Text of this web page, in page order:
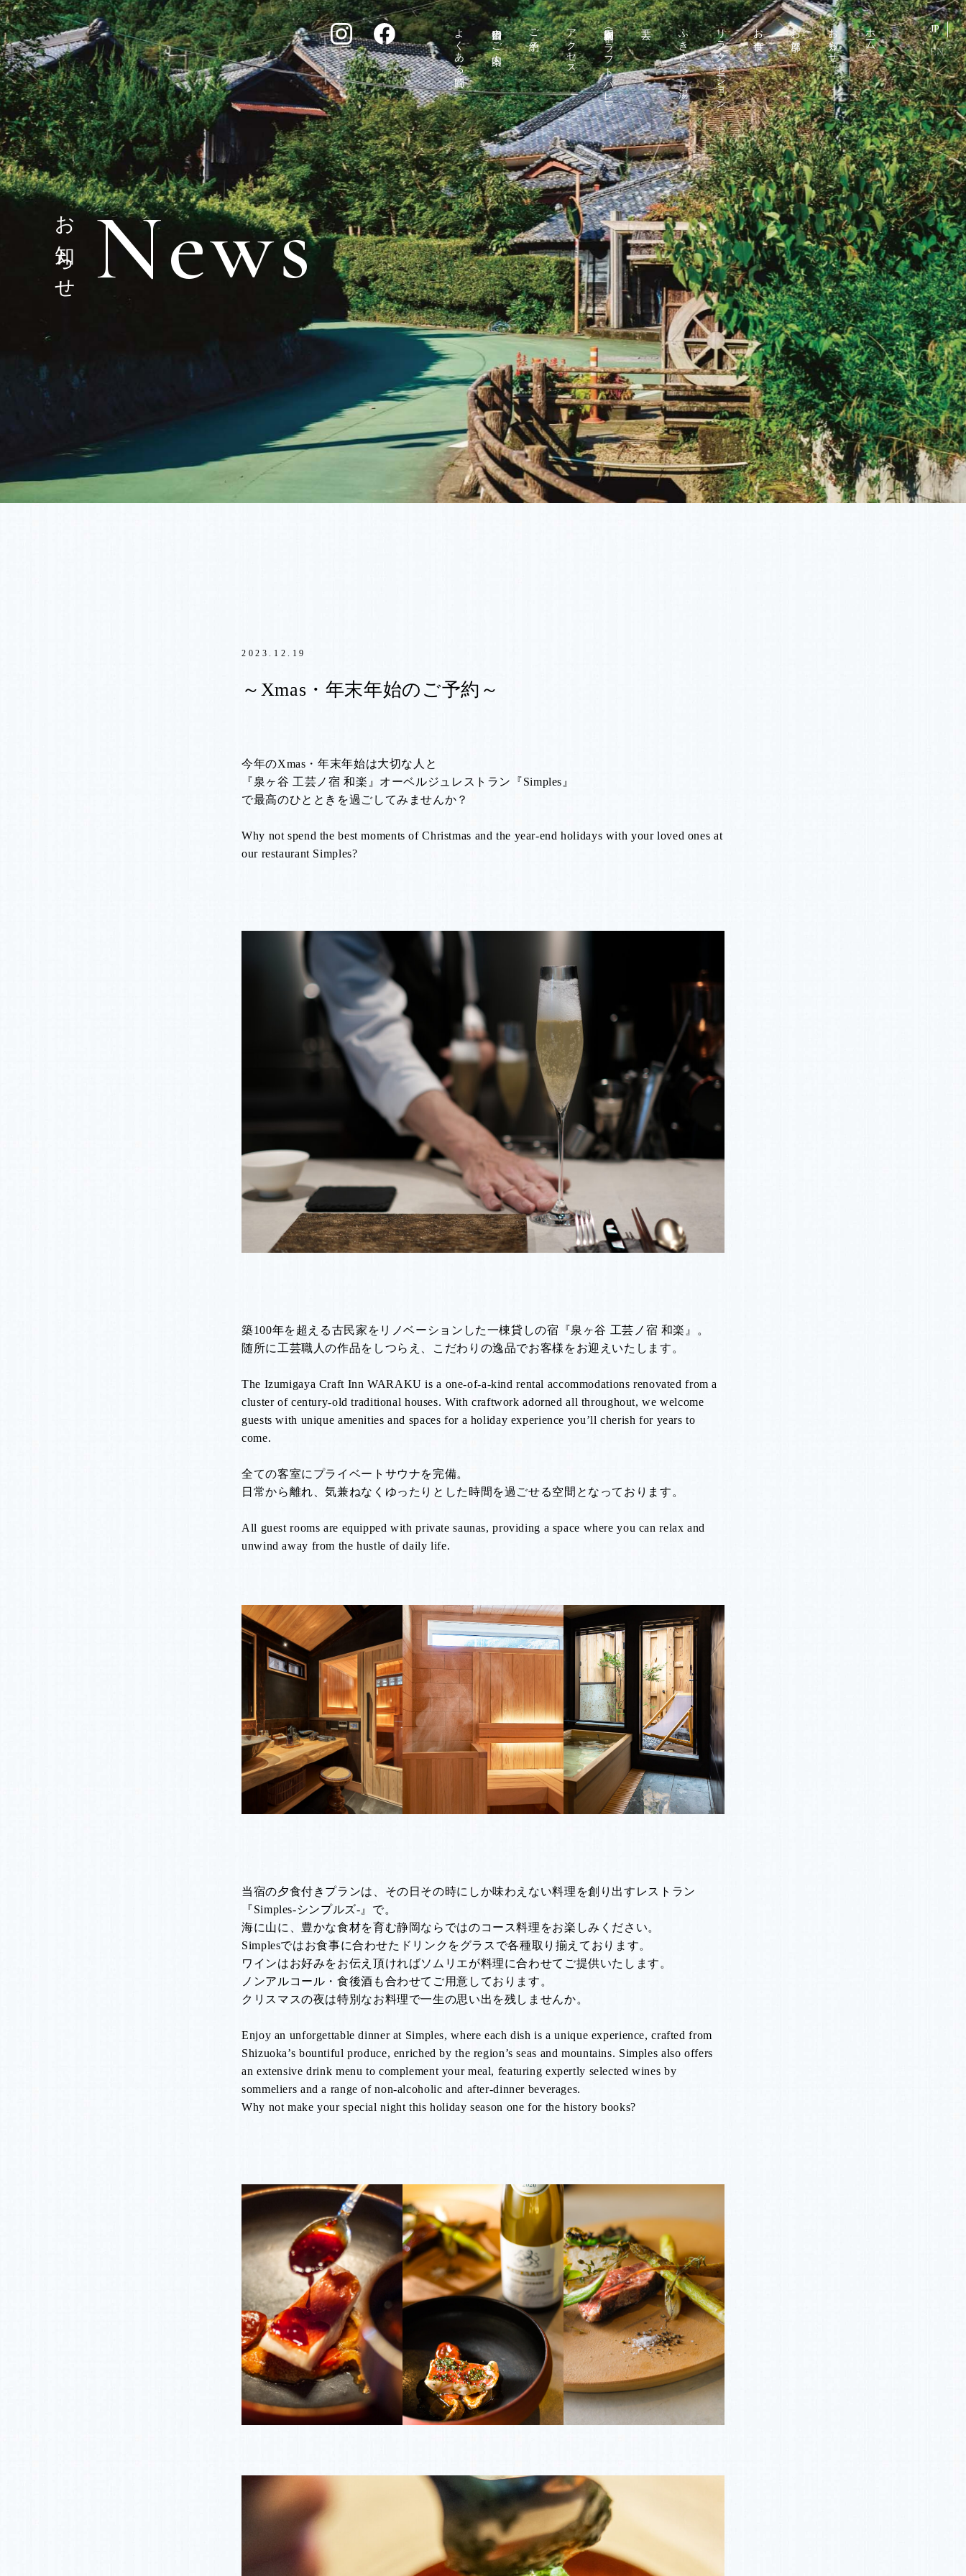
よくある質問 宿泊当日のご案内 ご予約 アクセス 和楽周辺（匠宿クラフトバレー） ふきさらし湯 リラクゼーション お食事 お部屋 お知らせ ホーム JP
EN
お知らせ News
2023.12.19
～Xmas・年末年始のご予約～
今年のXmas・年末年始は大切な人と
『泉ヶ谷 工芸ノ宿 和楽』オーベルジュレストラン『Simples』
で最高のひとときを過ごしてみませんか？
Why not spend the best moments of Christmas and the year-end holidays with your loved ones at
our restaurant Simples?
築100年を超える古民家をリノベーションした一棟貸しの宿『泉ヶ谷 工芸ノ宿 和楽』。
随所に工芸職人の作品をしつらえ、こだわりの逸品でお客様をお迎えいたします。
The Izumigaya Craft Inn WARAKU is a one-of-a-kind rental accommodations renovated from a
cluster of century-old traditional houses. With craftwork adorned all throughout, we welcome
guests with unique amenities and spaces for a holiday experience you’ll cherish for years to
come.
全ての客室にプライベートサウナを完備。
日常から離れ、気兼ねなくゆったりとした時間を過ごせる空間となっております。
All guest rooms are equipped with private saunas, providing a space where you can relax and
unwind away from the hustle of daily life.
当宿の夕食付きプランは、その日その時にしか味わえない料理を創り出すレストラン
『Simples-シンプルズ-』で。
海に山に、豊かな食材を育む静岡ならではのコース料理をお楽しみください。
Simplesではお食事に合わせたドリンクをグラスで各種取り揃えております。
ワインはお好みをお伝え頂ければソムリエが料理に合わせてご提供いたします。
ノンアルコール・食後酒も合わせてご用意しております。
クリスマスの夜は特別なお料理で一生の思い出を残しませんか。
Enjoy an unforgettable dinner at Simples, where each dish is a unique experience, crafted from
Shizuoka’s bountiful produce, enriched by the region’s seas and mountains. Simples also offers
an extensive drink menu to complement your meal, featuring expertly selected wines by
sommeliers and a range of non-alcoholic and after-dinner beverages.
​Why not make your special night this holiday season one for the history books?